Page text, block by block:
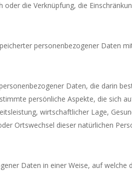
die Verknüpfung, die
personenbezogener Daten
Daten, die darin
persönliche Aspekte, die sich
wirtschaftlicher Lage,
Ortswechsel dieser natürlichen
Daten in einer Weise, auf